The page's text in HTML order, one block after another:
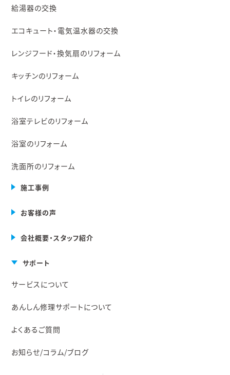
給湯器の交換
エコキュート・電気温水器の交換
レンジフード・換気扇のリフォーム
キッチンのリフォーム
トイレのリフォーム
浴室テレビのリフォーム
浴室のリフォーム
洗面所のリフォーム
施工事例
お客様の声
会社概要・スタッフ紹介
サポート
サービスについて
あんしん修理サポートについて
よくあるご質問
お知らせ/コラム/ブログ